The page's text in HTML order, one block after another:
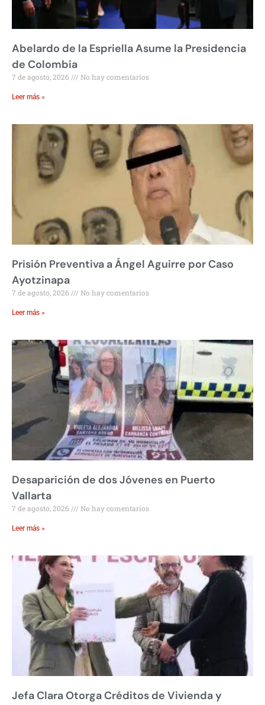
Abelardo de la Espriella Asume la Presidencia
de Colombia
7 de agosto, 2026 No hay comentarios
Leer más »
Prisión Preventiva a Ángel Aguirre por Caso
Ayotzinapa
7 de agosto, 2026 No hay comentarios
Leer más »
Desaparición de dos Jóvenes en Puerto
Vallarta
7 de agosto, 2026 No hay comentarios
Leer más »
Jefa Clara Otorga Créditos de Vivienda y